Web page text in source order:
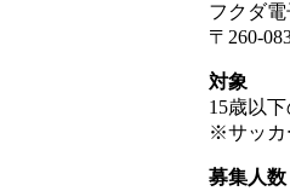
フクダ
〒260-
対象
15歳以
※サッカ
募集人数